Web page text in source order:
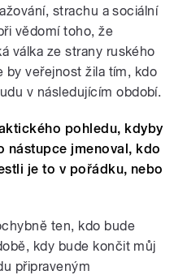
strachu a sociální
vědomí toho, že
válka ze strany ruského
by veřejnost žila tím, kdo
v následujícím období.
pohledu, kdyby
nástupce jmenoval, kdo
je to v pořádku, nebo
ten, kdo bude
kdy bude končit můj
připraveným